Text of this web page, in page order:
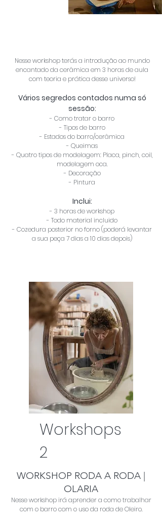
Nesse workshop terás a introdução ao mundo
encantado da cerâmica em 3 horas de aula
com teoria e prática desse universo!
Vários segredos contados numa só
sessão:
- Como tratar o barro
- Tipos de barro
- Estados do barro/cerâmica
- Queimas
- Quatro tipos de modelagem: Placa, pinch, coil,
modelagem oca.
- Decoração
- Pintura
Inclui:
- 3 horas de workshop
- Todo material incluido
- Cozedura posterior no forno (poderá levantar
a sua peça 7 dias a 10 dias depois)
Workshops
2
WORKSHOP RODA A RODA |
OLARIA
Nesse workshop irá aprender a como trabalhar
com o barro com o uso da roda de Oleiro.